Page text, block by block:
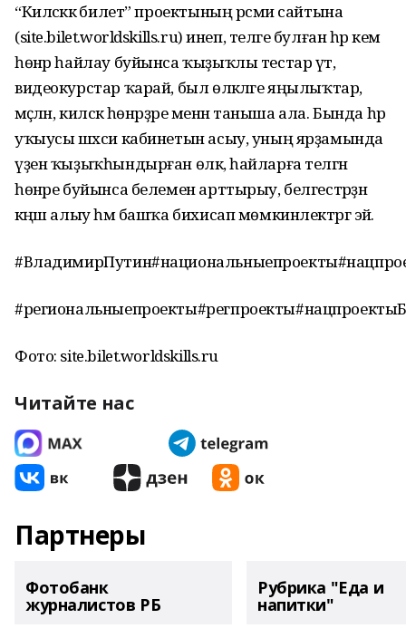
“Киләсәккә билет” проектының рәсми сайтына
(site.bilet.worldskills.ru) инеп, теләге булған һәр кем
һөнәр һайлау буйынса ҡыҙыҡлы тестар үтә,
видеокурстар ҡарай, был өлкәләге яңылыҡтар,
мәҫәлән, киләсәк һөнәрҙәре менән таныша ала. Бында һәр
уҡыусы шәхси кабинетын асыу, уның ярҙамында
үҙен ҡыҙыҡһындырған өлкә, һайларға теләгән
һөнәре буйынса белемен арттырыу, белгестәрҙән
кәңәш алыу һәм башҡа бихисап мөмкинлектәргә эйә.
Фото: site.bilet.worldskills.ru
Читайте нас
Партнеры
Фотобанк
журналистов РБ
Рубрика "Еда и
напитки"